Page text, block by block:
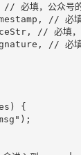
必填，公众号的
// 必填
// 必填，
// 必填
{